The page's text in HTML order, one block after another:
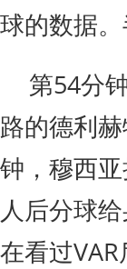
球的数据。
第54分
路的德利
钟，穆西
人后分球
在看过